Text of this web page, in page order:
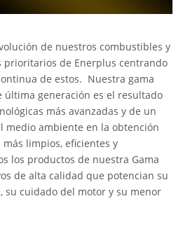
de nuestros combustibles y
prioritarios de Enerplus centrando
de estos. Nuestra gama
última generación es el resultado
más avanzadas y de un
medio ambiente en la obtención
limpios, eficientes y
los productos de nuestra Gama
de alta calidad que potencian su
su cuidado del motor y su menor